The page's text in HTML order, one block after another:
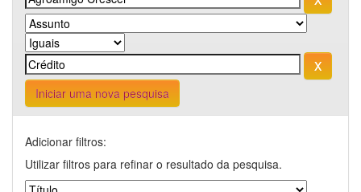
Iniciar uma nova pesquisa
Adicionar filtros:
Utilizar filtros para refinar o resultado da pesquisa.